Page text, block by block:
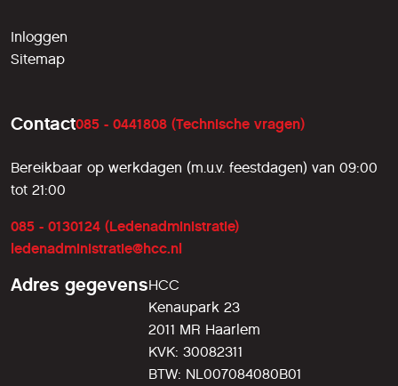
Inloggen
Sitemap
Contact085 - 0441808 (Technische vragen)
Bereikbaar op werkdagen (m.u.v. feestdagen) van 09:00
tot 21:00
085 - 0130124 (Ledenadministratie)
ledenadministratie@hcc.nl
Adres gegevensHCC
Kenaupark 23
2011 MR Haarlem
KVK: 30082311
BTW: NL007084080B01